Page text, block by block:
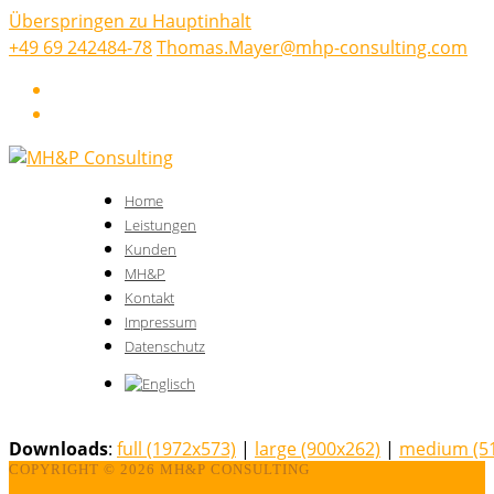
Überspringen zu Hauptinhalt
+49 69 242484-78Thomas.Mayer@mhp-consulting.com
Home
Leistungen
Kunden
MH&P
Kontakt
Impressum
Datenschutz
Downloads: full (1972x573) | large (900x262) | medium
COPYRIGHT © 2026 MH&P CONSULTING